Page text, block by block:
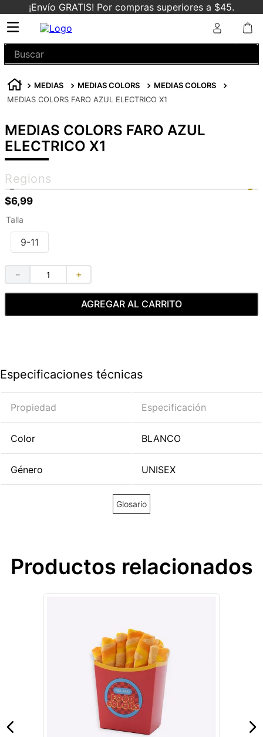
¡Envío GRATIS! Por compras superiores a $45.
Buscar
MEDIAS MEDIAS COLORS
MEDIAS COLORS
MEDIAS COLORS FARO AZUL ELECTRICO X1
MEDIAS COLORS FARO AZUL
ELECTRICO X1
Regions
$6,99
Talla
9-11
＋
－
AGREGAR AL CARRITO
Especificaciones técnicas
Propiedad Especificación
Color BLANCO
Género UNISEX
Glosario
Productos relacionados